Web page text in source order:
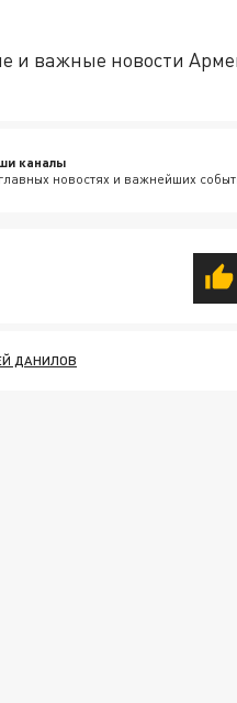
и важные новости
каналы
новостях и важнейших
ДАНИЛОВ